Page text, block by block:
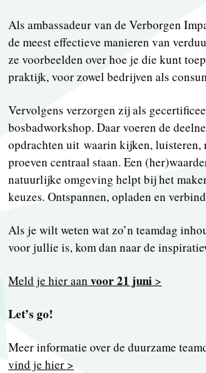
Als ambassadeur van de Verborgen
de meest effectieve manieren van
ze voorbeelden over hoe je die kunt
praktijk, voor zowel bedrijven als
Vervolgens verzorgen zij als
bosbadworkshop. Daar voeren de
opdrachten uit waarin kijken, luisteren,
proeven centraal staan. Een
natuurlijke omgeving helpt bij het
keuzes. Ontspannen, opladen en
Als je wilt weten wat zo’n teamdag
voor jullie is, kom dan naar de
Meld je hier aan voor 21 juni >
Let’s go!
Meer informatie over de duurzame
vind je hier >